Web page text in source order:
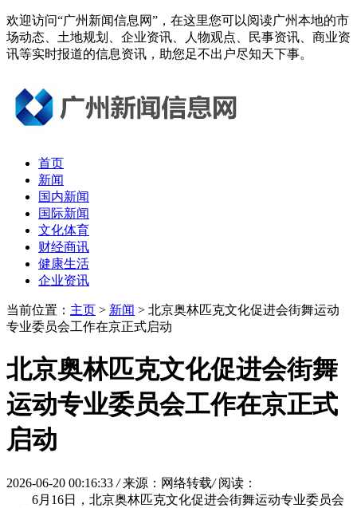
欢迎访问“广州新闻信息网”，在这里您可以阅读广州本地的市
场动态、土地规划、企业资讯、人物观点、民事资讯、商业资
讯等实时报道的信息资讯，助您足不出户尽知天下事。
首页
新闻
国内新闻
国际新闻
文化体育
财经商讯
健康生活
企业资讯
当前位置： 主页 > 新闻 > 北京奥林匹克文化促进会街舞运动
专业委员会工作在京正式启动
北京奥林匹克文化促进会街舞
运动专业委员会工作在京正式
启动
2026-06-20 00:16:33 / 来源：网络转载/ 阅读：
6月16日，北京奥林匹克文化促进会街舞运动专业委员会